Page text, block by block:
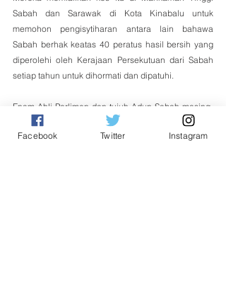
Sabah dan Sarawak di Kota Kinabalu untuk
memohon pengisytiharan antara lain bahawa
Sabah berhak keatas 40 peratus hasil bersih yang
diperolehi oleh Kerajaan Persekutuan dari Sabah
setiap tahun untuk dihormati dan dipatuhi.
Enam Ahli Parlimen dan tujuh Adun Sabah masing-
masing telah memulakan tindakan sebagai Plaintif
dan menamakan Kerajaan Malaysia sebagai
Facebook Twitter Instagram